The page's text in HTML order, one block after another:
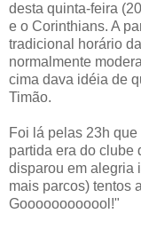
desta quinta-feira
e o Corinthians. A
tradicional horário
normalmente
cima dava idéia de
Timão.
Foi lá pelas 23h
partida era do clube
disparou em alegria
mais parcos) tentos
Goooooooooool!"